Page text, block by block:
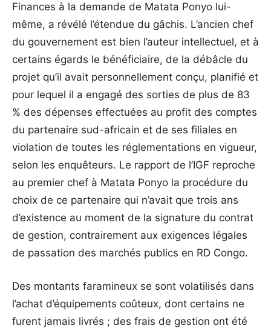
Finances à la demande de Matata Ponyo lui-
même, a révélé l’étendue du gâchis. L’ancien chef
du gouvernement est bien l’auteur intellectuel, et à
certains égards le bénéficiaire, de la débâcle du
projet qu’il avait personnellement conçu, planifié et
pour lequel il a engagé des sorties de plus de 83
% des dépenses effectuées au profit des comptes
du partenaire sud-africain et de ses filiales en
violation de toutes les réglementations en vigueur,
selon les enquêteurs. Le rapport de l’IGF reproche
au premier chef à Matata Ponyo la procédure du
choix de ce partenaire qui n’avait que trois ans
d’existence au moment de la signature du contrat
de gestion, contrairement aux exigences légales
de passation des marchés publics en RD Congo.
Des montants faramineux se sont volatilisés dans
l’achat d’équipements coûteux, dont certains ne
furent jamais livrés ; des frais de gestion ont été